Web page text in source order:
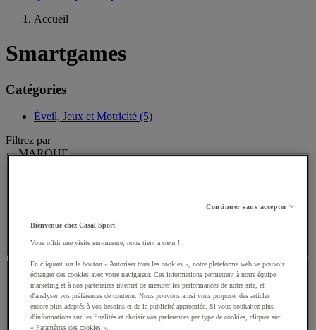
Accueil
Smartgames
Catégories
Éveil, Jeux et Motricité (5)
Filtrez par
MARQUE
Valeur facette
PRIX
PRIX
Continuer sans accepter >
Bienvenue chez Casal Sport
Vous offrir une visite sur-mesure, nous tient à cœur !
En cliquant sur le bouton « Autoriser tous les cookies », notre plateforme web va pouvoir
échanger des cookies avec votre navigateur. Ces informations permettent à notre équipe
marketing et à nos partenaires internet de mesurer les performances de notre site, et
d'analyser vos préférences de contenu. Nous pouvons ainsi vous proposer des articles
encore plus adaptés à vos besoins et de la publicité appropriée. Si vous souhaitez plus
d'informations sur les finalités et choisir vos préférences par type de cookies, cliquez sur
« Paramètres des cookies ».